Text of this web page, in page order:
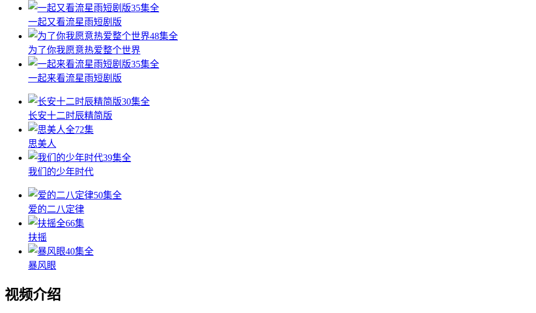
35集全
一起又看流星雨短剧版
48集全
为了你我愿意热爱整个世界
35集全
一起来看流星雨短剧版
30集全
长安十二时辰精简版
全72集
思美人
39集全
我们的少年时代
50集全
爱的二八定律
全66集
扶摇
40集全
暴风眼
视频介绍